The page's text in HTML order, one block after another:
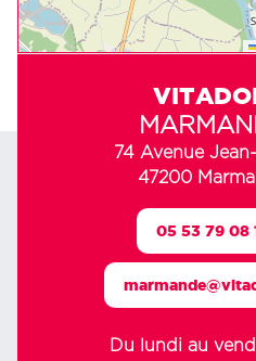
74 Avenue
47200
05 53 79 08
Du lundi au